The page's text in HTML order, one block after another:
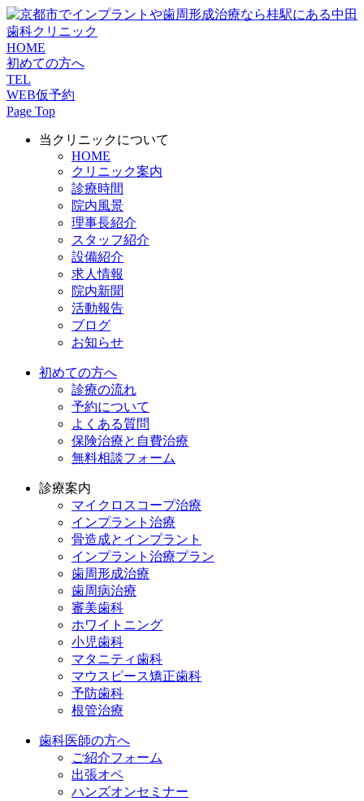
HOME
初めての方へ
TEL
WEB仮予約
Page Top
当クリニックについて
HOME
クリニック案内
診療時間
院内風景
理事長紹介
スタッフ紹介
設備紹介
求人情報
院内新聞
活動報告
ブログ
お知らせ
初めての方へ
診療の流れ
予約について
よくある質問
保険治療と自費治療
無料相談フォーム
診療案内
マイクロスコープ治療
インプラント治療
骨造成とインプラント
インプラント治療プラン
歯周形成治療
歯周病治療
審美歯科
ホワイトニング
小児歯科
マタニティ歯科
マウスピース矯正歯科
予防⻭科
根管治療
歯科医師の方へ
ご紹介フォーム
出張オペ
ハンズオンセミナー